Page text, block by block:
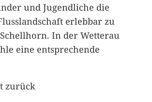
und Jugendliche die
erlebbar zu
In der Wetterau
eine entsprechende
zurück